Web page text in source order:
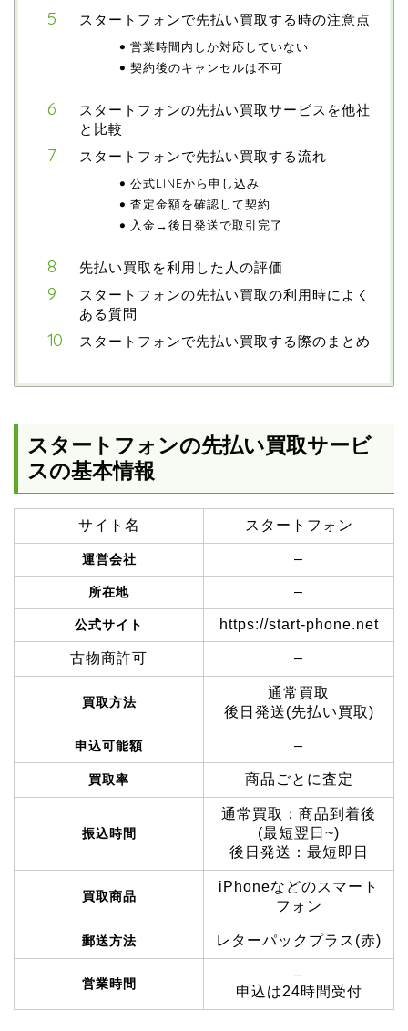
スタートフォンで先払い買取する時の注意点
営業時間内しか対応していない
契約後のキャンセルは不可
スタートフォンの先払い買取サービスを他社
と比較
スタートフォンで先払い買取する流れ
公式LINEから申し込み
査定金額を確認して契約
入金→後日発送で取引完了
先払い買取を利用した人の評価
スタートフォンの先払い買取の利用時によく
ある質問
スタートフォンで先払い買取する際のまとめ
スタートフォンの先払い買取サービ
スの基本情報
サイト名 スタートフォン
運営会社 –
所在地 –
公式サイト https://start-phone.net
古物商許可 –
買取方法
通常買取
後日発送(先払い買取)
申込可能額 –
買取率 商品ごとに査定
振込時間
通常買取：商品到着後
(最短翌日~)
後日発送：最短即日
買取商品
iPhoneなどのスマート
フォン
郵送方法 レターパックプラス(赤)
営業時間
–
申込は24時間受付